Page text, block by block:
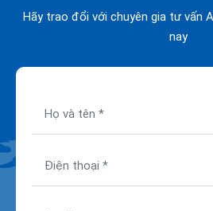
Hãy trao đổi với chuyên gia tư vấn
nay